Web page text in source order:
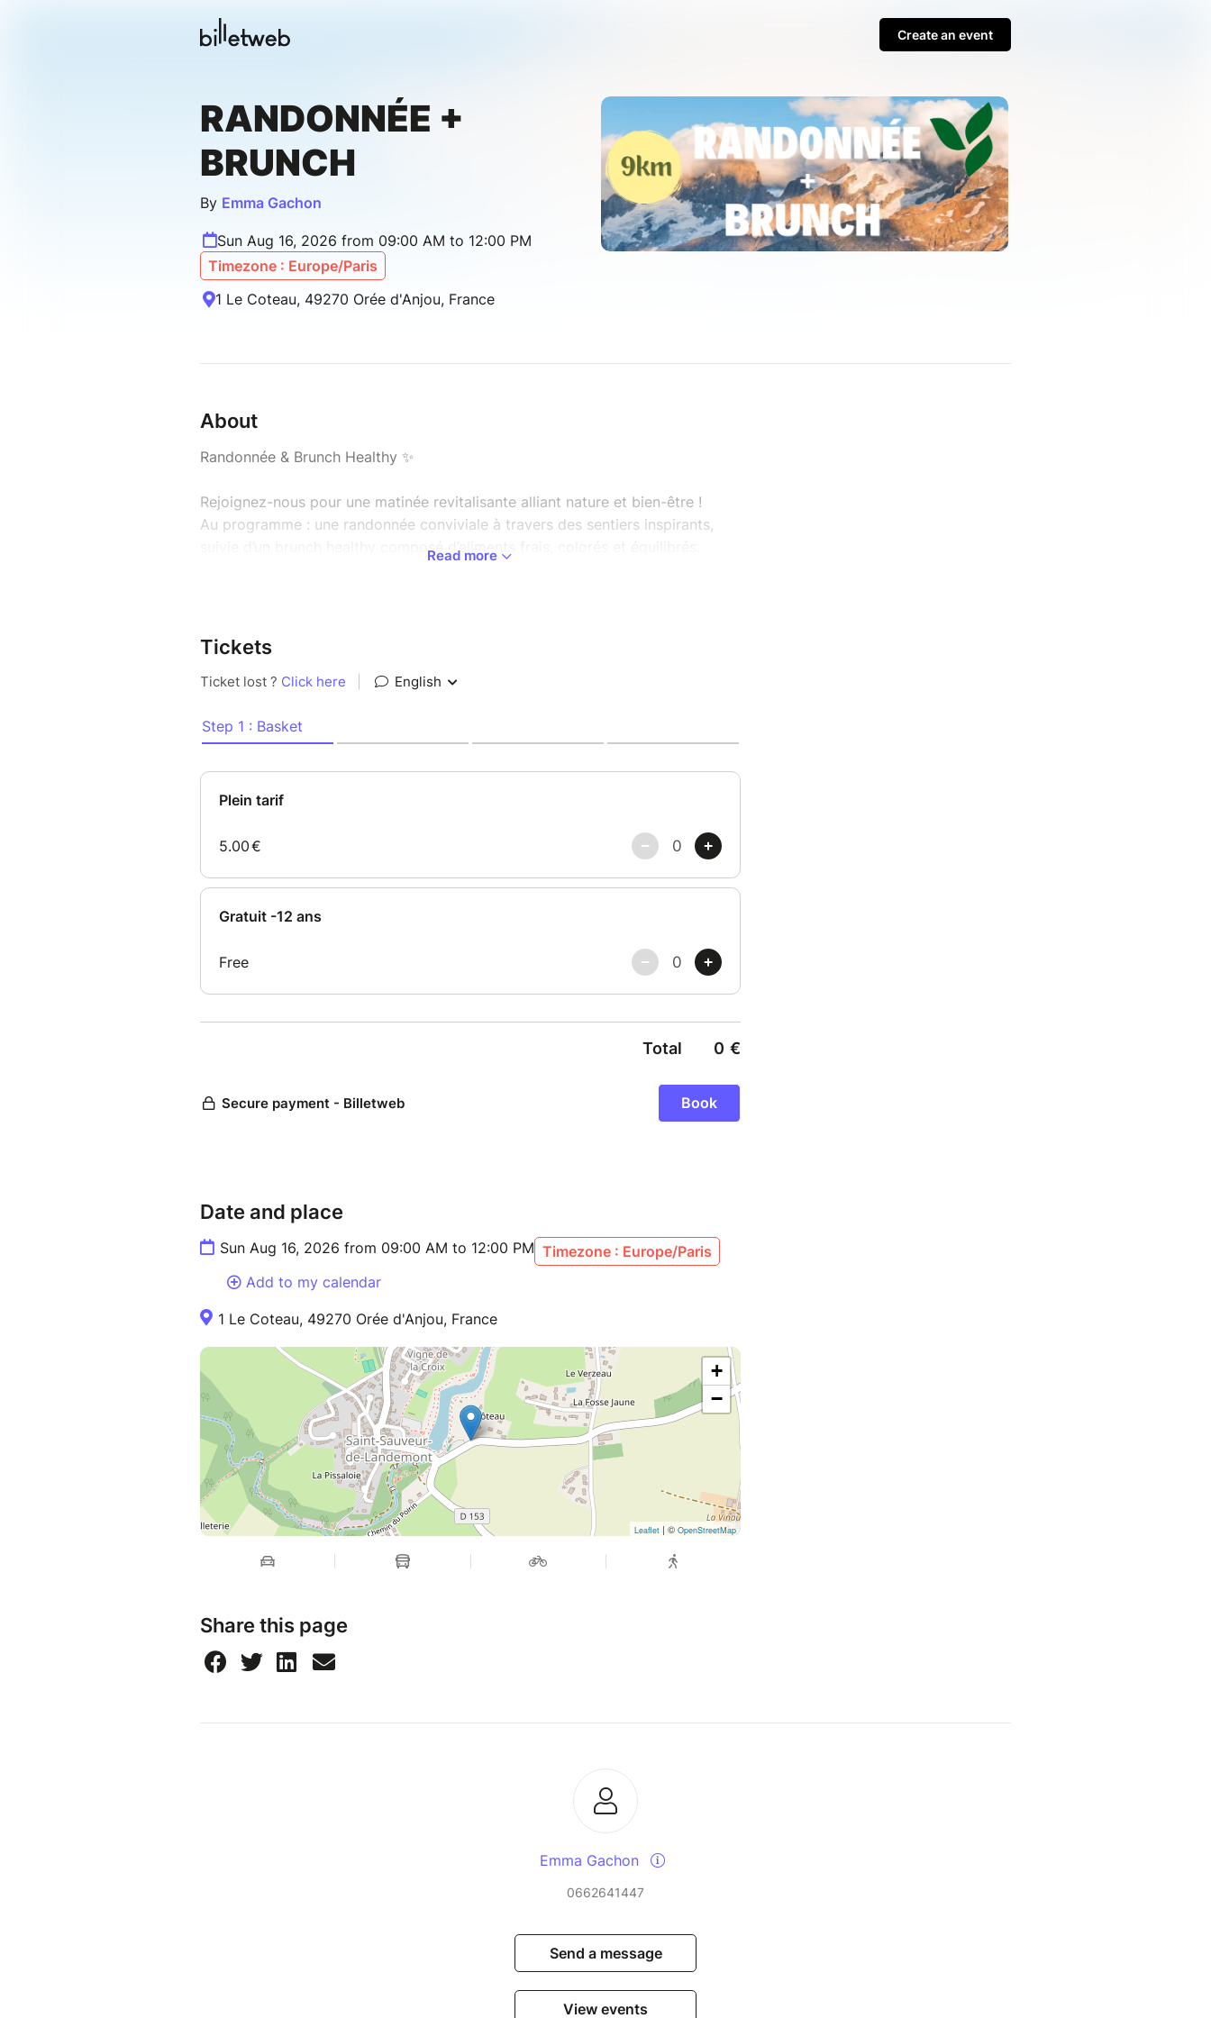
Create an event
RANDONNÉE +
BRUNCH
By Emma Gachon
Sun Aug 16, 2026 from 09:00 AM to 12:00 PM
Timezone : Europe/Paris
1 Le Coteau, 49270 Orée d'Anjou, France
About
Randonnée & Brunch Healthy ✨
Rejoignez-nous pour une matinée revitalisante alliant nature et bien-être !
Au programme : une randonnée conviviale à travers des sentiers inspirants,
suivie d’un brunch healthy composé d’aliments frais, colorés et équilibrés.
nature, tandis qu’une alimentation saine nourrit l’énergie, renforce l’immunité et
favorise la clarté mentale.
douceur.
Read more
Tickets
Date and place
Sun Aug 16, 2026 from 09:00 AM to 12:00 PM Timezone : Europe/Paris
Add to my calendar
1 Le Coteau, 49270 Orée d'Anjou, France
+
−
Leaflet | © OpenStreetMap
Share this page
Emma Gachon
0662641447
Send a message
View events